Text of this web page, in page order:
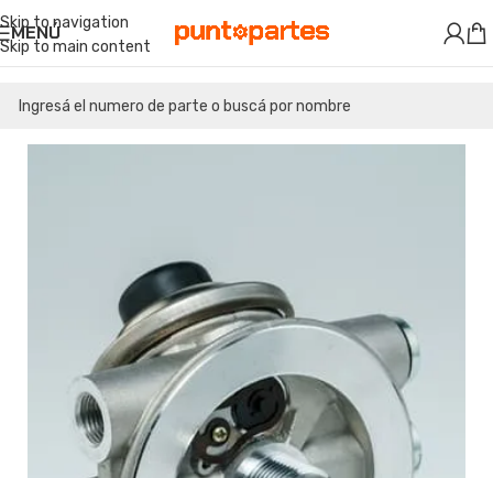
Skip to navigation
Skip to main content
MENÚ